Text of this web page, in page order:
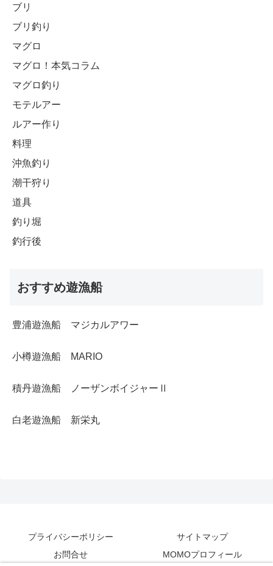
ブリ
ブリ釣り
マグロ
マグロ！本気コラム
マグロ釣り
モテルアー
ルアー作り
料理
沖魚釣り
潮干狩り
道具
釣り堀
釣行後
おすすめ遊漁船
豊浦遊漁船 マジカルアワー
小樽遊漁船 MARIO
積丹遊漁船 ノーザンボイジャーⅡ
白老遊漁船 新栄丸
プライバシーポリシー
サイトマップ
お問合せ
MOMOプロフィール